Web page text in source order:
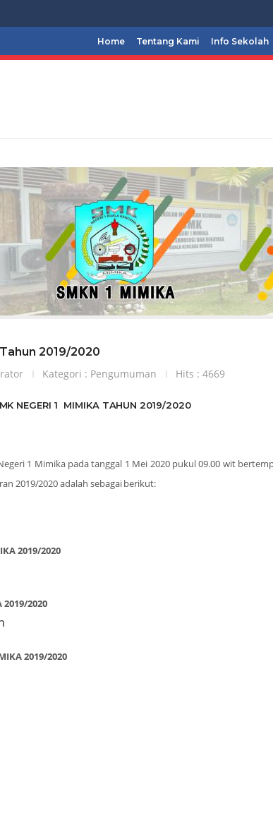
Home Tentang Kami Info Sekolah
2019/2020
Kategori : Pengumuman Hits : 4669
NEGERI 1 MIMIKA TAHUN 2019/2020
1 Mimika pada tanggal 1 Mei 2020 pukul 09.00 wit
2019/2020 adalah sebagai berikut:
2019/2020
2019/2020
2019/2020